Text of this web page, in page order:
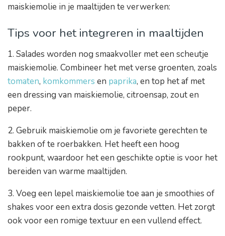
maiskiemolie in je maaltijden te verwerken:
Tips voor het integreren in maaltijden
1. Salades worden nog smaakvoller met een scheutje
maiskiemolie. Combineer het met verse groenten, zoals
tomaten, komkommers en paprika, en top het af met
een dressing van maiskiemolie, citroensap, zout en
peper.
2. Gebruik maiskiemolie om je favoriete gerechten te
bakken of te roerbakken. Het heeft een hoog
rookpunt, waardoor het een geschikte optie is voor het
bereiden van warme maaltijden.
3. Voeg een lepel maiskiemolie toe aan je smoothies of
shakes voor een extra dosis gezonde vetten. Het zorgt
ook voor een romige textuur en een vullend effect.